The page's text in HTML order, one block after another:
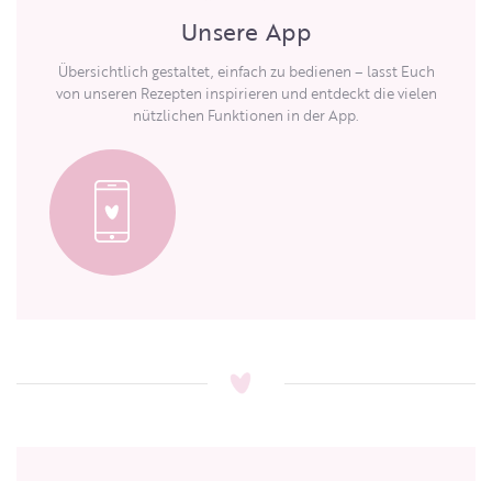
Unsere App
Übersichtlich gestaltet, einfach zu bedienen – lasst Euch
von unseren Rezepten inspirieren und entdeckt die vielen
nützlichen Funktionen in der App.